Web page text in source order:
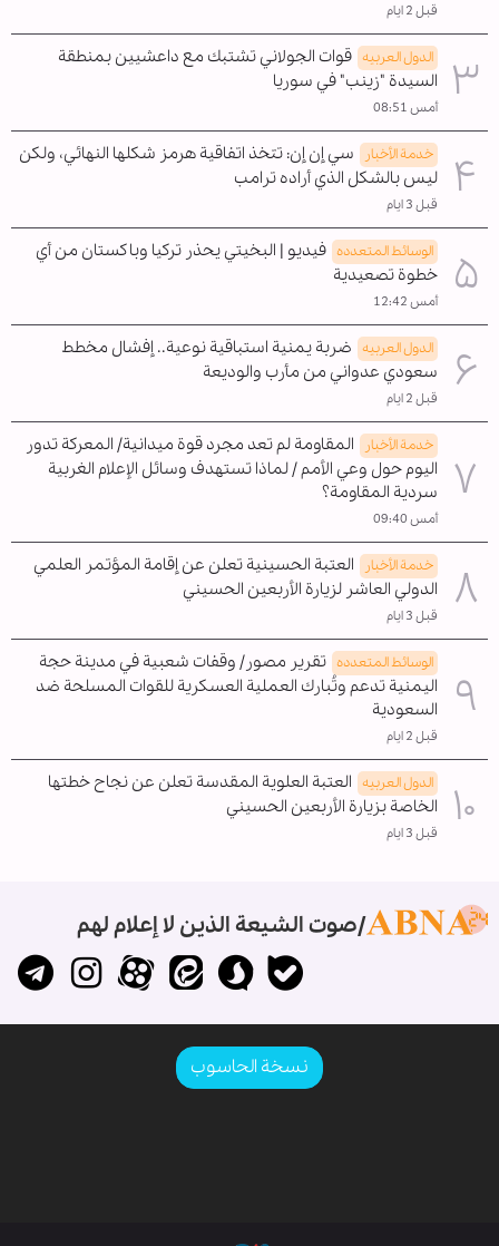
قبل 2 ايام
الدول العربیه قوات الجولاني تشتبك مع داعشيين بمنطقة
السيدة "زينب" في سوريا
أمس 08:51
خدمة الأخبار
سي إن إن: تتخذ اتفاقية هرمز شكلها النهائي، ولكن
ليس بالشكل الذي أراده ترامب
قبل 3 ايام
الوسائط المتعدده فيديو | البخيتي يحذر تركيا وباكستان من أي
خطوة تصعيدية
أمس 12:42
الدول العربیه ضربة يمنية استباقية نوعية.. إفشال مخطط
سعودي عدواني من مأرب والوديعة
قبل 2 ايام
خدمة الأخبار
المقاومة لم تعد مجرد قوة ميدانية/ المعركة تدور
اليوم حول وعي الأمم / لماذا تستهدف وسائل الإعلام الغربية
سردية المقاومة؟
أمس 09:40
خدمة الأخبار
العتبة الحسينية تعلن عن إقامة المؤتمر العلمي
الدولي العاشر لزيارة الأربعين الحسيني
قبل 3 ايام
الوسائط المتعدده تقرير مصور/ وقفات شعبية في مدينة حجة
اليمنية تدعم وتُبارك العملية العسكرية للقوات المسلحة ضد
السعودية
قبل 2 ايام
الدول العربیه العتبة العلوية المقدسة تعلن عن نجاح خطتها
الخاصة بزيارة الأربعين الحسيني
قبل 3 ايام
صوت الشيعة الذين لا إعلام لهم
نسخة الحاسوب